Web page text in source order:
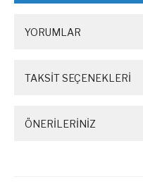
YORUMLAR
TAKSİT SEÇENEKLERİ
ÖNERİLERİNİZ